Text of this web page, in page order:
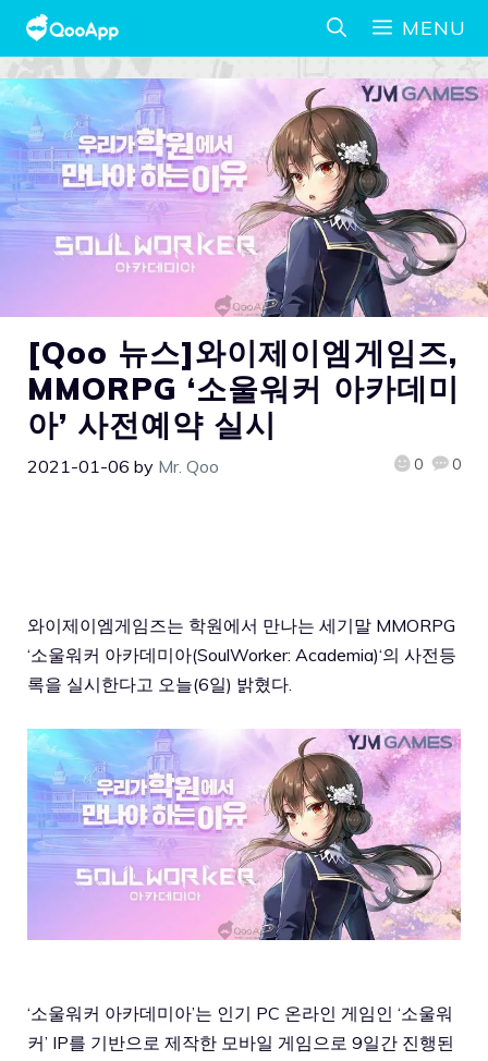
MENU
[Qoo 뉴스]와이제이엠게임즈,
MMORPG ‘소울워커 아카데미
아’ 사전예약 실시
2021-01-06 by Mr. Qoo 0 0
와이제이엠게임즈는 학원에서 만나는 세기말 MMORPG
‘소울워커 아카데미아(SoulWorker: Academia)‘의 사전등
록을 실시한다고 오늘(6일) 밝혔다.
‘소울워커 아카데미아’는 인기 PC 온라인 게임인 ‘소울워
커’ IP를 기반으로 제작한 모바일 게임으로 9일간 진행된